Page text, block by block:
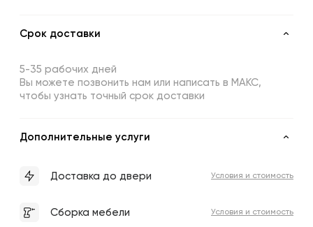
Срок доставки
5-35 рабочих дней
Вы можете позвонить нам или написать в МАКС,
чтобы узнать точный срок доставки
Дополнительные услуги
Доставка до двери Условия и стоимость
Сборка мебели Условия и стоимость